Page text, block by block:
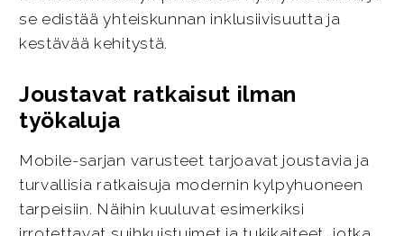
se edistää yhteiskunnan inklusiivisuutta ja
kestävää kehitystä.
Joustavat ratkaisut ilman
työkaluja
Mobile-sarjan varusteet tarjoavat joustavia ja
turvallisia ratkaisuja modernin kylpyhuoneen
tarpeisiin. Näihin kuuluvat esimerkiksi